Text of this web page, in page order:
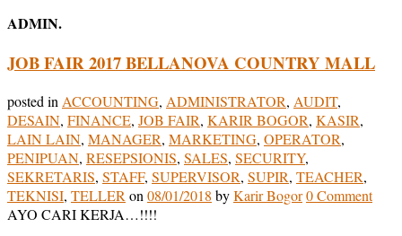
ADMIN.
JOB FAIR 2017 BELLANOVA COUNTRY MALL
posted in ACCOUNTING, ADMINISTRATOR, AUDIT,
DESAIN, FINANCE, JOB FAIR, KARIR BOGOR, KASIR,
LAIN LAIN, MANAGER, MARKETING, OPERATOR,
PENIPUAN, RESEPSIONIS, SALES, SECURITY,
SEKRETARIS, STAFF, SUPERVISOR, SUPIR, TEACHER,
TEKNISI, TELLER on 08/01/2018 byKarir Bogor0 Comment
AYO CARI KERJA…!!!!